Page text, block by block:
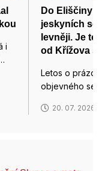
i
Do Eliščiny
jeskyních se
levněji. Je to
od Křížova
Letos o
objevného
20. 07. 2026